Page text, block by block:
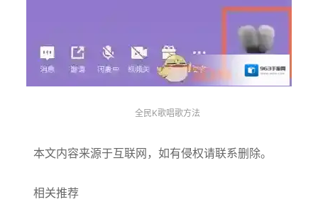
全民K歌唱歌方法
本文内容来源于互联网，如有侵权请联系删除。
相关推荐